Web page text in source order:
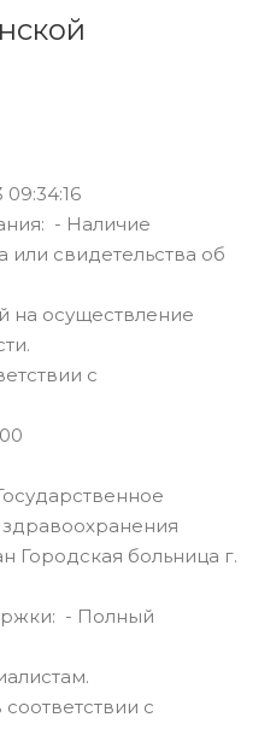
09:34:16
- Наличие
или свидетельства об
на осуществление
с
Городская больница г.
- Полный
с